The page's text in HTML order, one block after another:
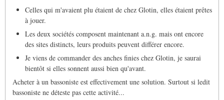
Celles qui m'avaient plu étaient de chez Glotin, elles étaient prêtes
à jouer.
Les deux sociétés composent maintenant a.n.g. mais ont encore
des sites distincts, leurs produits peuvent différer encore.
Je viens de commander des anches finies chez Glotin, je saurai
bientôt si elles sonnent aussi bien qu'avant.
Acheter à un bassoniste est effectivement une solution. Surtout si ledit
bassoniste ne déteste pas cette activité...